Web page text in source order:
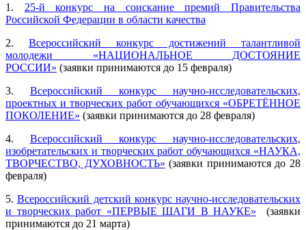
1. 25-й конкурс на соискание премий Правительства
Российской Федерации в области качества
2. Всероссийский конкурс достижений талантливой
молодежи «НАЦИОНАЛЬНОЕ ДОСТОЯНИЕ
РОССИИ» (заявки принимаются до 15 февраля)
3. Всероссийский конкурс научно-исследовательских,
проектных и творческих работ обучающихся «ОБРЕТЁННОЕ
ПОКОЛЕНИЕ» (заявки принимаются до 28 февраля)
4. Всероссийский конкурс научно-исследовательских,
изобретательских и творческих работ обучающихся «НАУКА,
ТВОРЧЕСТВО, ДУХОВНОСТЬ» (заявки принимаются до 28
февраля)
5.Всероссийский детский конкурс научно-исследовательских
и творческих работ «ПЕРВЫЕ ШАГИ В НАУКЕ»
(заявки
принимаются до 21 марта)